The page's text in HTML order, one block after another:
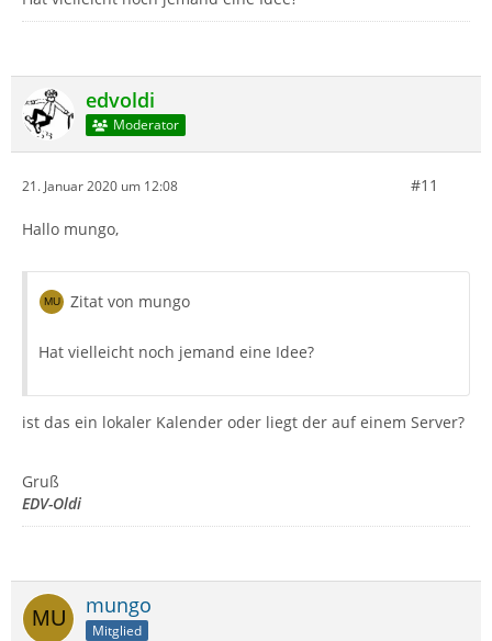
edvoldi
Moderator
21. Januar 2020 um 12:08 #11
Hallo mungo,
Zitat von mungo
Hat vielleicht noch jemand eine Idee?
ist das ein lokaler Kalender oder liegt der auf einem Server?
Gruß
EDV-Oldi
mungo
Mitglied